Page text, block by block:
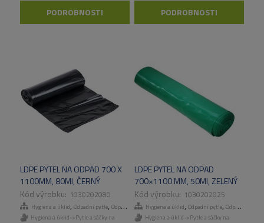
PODROBNOSTI PODROBNOSTI
LDPE PYTEL NA ODPAD 700 X
1100MM, 80MI, ČERNÝ
15KS/ROL, 10ROL/KART
1030202080
Hygiena a úklid, Odpadní pytle, Odpadní pytle ,Tašky, pytle a sáčky
Hygiena a úklid->Pytle a sáčky na
LDPE PYTEL NA ODPAD
700×1100 MM, 50MI, ZELENÝ
20KS/ROLE, 10ROL/KART
1030202025
Hygiena a úklid, Odpadní pytle, Odpadní pytle
Hygiena a úklid->Pytle a sáčky na